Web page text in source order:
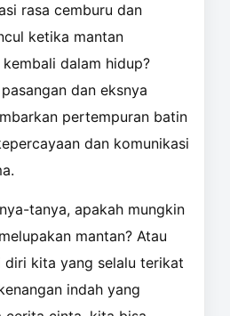
rasa cemburu dan
ketika mantan
dalam hidup?
dan eksnya
pertempuran batin
dan komunikasi
tanya, apakah mungkin
mantan? Atau
diri kita yang selalu terikat
indah yang